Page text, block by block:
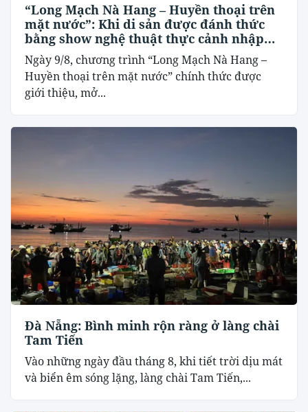
“Long Mạch Nà Hang – Huyền thoại trên
mặt nước”: Khi di sản được đánh thức
bằng show nghệ thuật thực cảnh nhập
vai
Ngày 9/8, chương trình “Long Mạch Nà Hang –
Huyền thoại trên mặt nước” chính thức được
giới thiệu, mở...
Đà Nẵng: Bình minh rộn ràng ở làng chài
Tam Tiến
Vào những ngày đầu tháng 8, khi tiết trời dịu mát
và biển êm sóng lặng, làng chài Tam Tiến,...